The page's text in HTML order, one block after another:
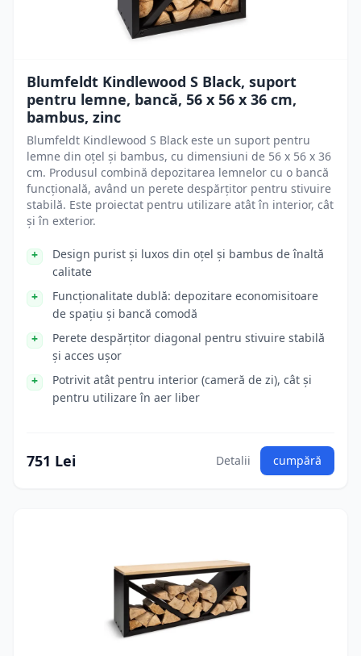
Blumfeldt Kindlewood S Black, suport
pentru lemne, bancă, 56 x 56 x 36 cm,
bambus, zinc
Blumfeldt Kindlewood S Black este un suport pentru
lemne din oțel și bambus, cu dimensiuni de 56 x 56 x 36
cm. Produsul combină depozitarea lemnelor cu o bancă
funcțională, având un perete despărțitor pentru stivuire
stabilă. Este proiectat pentru utilizare atât în interior, cât
și în exterior.
Design purist și luxos din oțel și bambus de înaltă
calitate
Funcționalitate dublă: depozitare economisitoare
de spațiu și bancă comodă
Perete despărțitor diagonal pentru stivuire stabilă
și acces ușor
Potrivit atât pentru interior (cameră de zi), cât și
pentru utilizare în aer liber
751 Lei Detalii cumpără